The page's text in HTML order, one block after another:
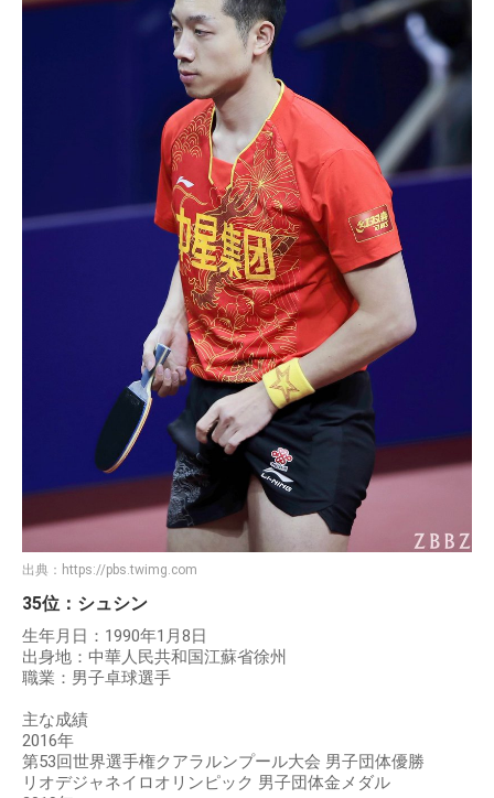
出典： https://pbs.twimg.com
35位：シュシン
生年月日：1990年1月8日
出身地：中華人民共和国江蘇省徐州
職業：男子卓球選手
主な成績
2016年
第53回世界選手権クアラルンプール大会 男子団体優勝
リオデジャネイロオリンピック 男子団体金メダル